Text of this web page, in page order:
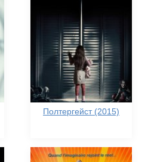
Полтергейст (2015)